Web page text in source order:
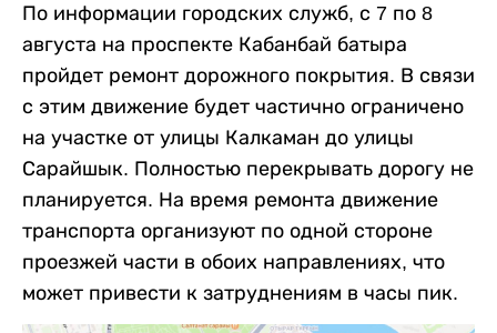
По информации городских служб, с 7 по 8
августа на проспекте Кабанбай батыра
пройдет ремонт дорожного покрытия. В связи
с этим движение будет частично ограничено
на участке от улицы Калкаман до улицы
Сарайшык. Полностью перекрывать дорогу не
планируется. На время ремонта движение
транспорта организуют по одной стороне
проезжей части в обоих направлениях, что
может привести к затруднениям в часы пик.